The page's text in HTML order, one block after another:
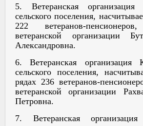
5. Ветеранская организация
сельского поселения,
222 ветеранов-
ветеранской организации
Александровна.
6. Ветеранская организация
сельского поселения,
рядах 236 ветеранов-
ветеранской организации
Петровна.
7. Ветеранская